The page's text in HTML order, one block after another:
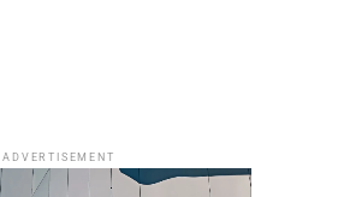
ADVERTISEMENT